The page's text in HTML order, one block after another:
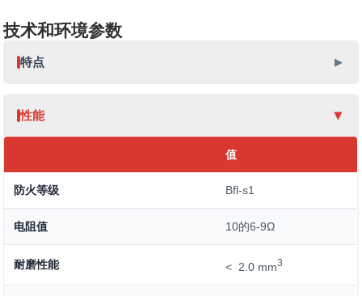
技术和环境参数
特点
性能
值
防火等级 Bfl-s1
电阻值 10的6-9Ω
耐磨性能 < 2.0 mm3